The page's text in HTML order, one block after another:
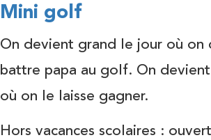
Mini golf
On devient grand le jour où on
battre papa au golf. On
où on le laisse gagner.
Hors vacances scolaires :